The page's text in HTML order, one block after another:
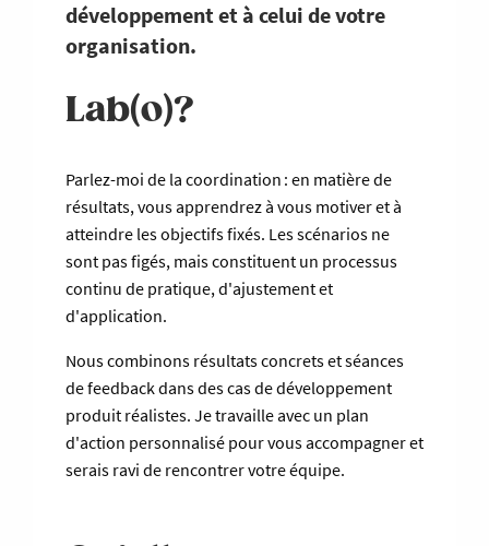
développement et à celui de votre
organisation.
Lab(o)?
Parlez-moi de la coordination : en matière de
résultats, vous apprendrez à vous motiver et à
atteindre les objectifs fixés. Les scénarios ne
sont pas figés, mais constituent un processus
continu de pratique, d'ajustement et
d'application.
Nous combinons résultats concrets et séances
de feedback dans des cas de développement
produit réalistes. Je travaille avec un plan
d'action personnalisé pour vous accompagner et
serais ravi de rencontrer votre équipe.